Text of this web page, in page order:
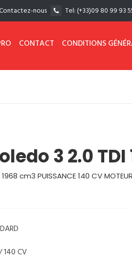
nous Tel:(+33)09 80 99 93
CONTACT CONDITIONS
3 2.0 TDI
cm3 PUISSANCE 140 CV
CV